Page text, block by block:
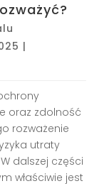
|
oraz zdolność
rozważenie
utraty
dalszej części
właściwie jest